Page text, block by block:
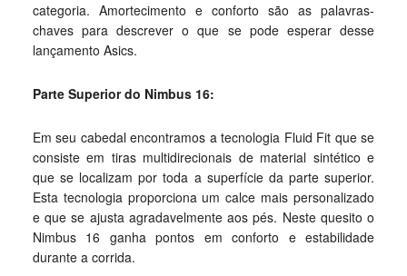
categoria. Amortecimento e conforto são as palavras-
chaves para descrever o que se pode esperar desse
lançamento Asics.
Parte Superior do Nimbus 16:
Em seu cabedal encontramos a tecnologia Fluid Fit que se
consiste em tiras multidirecionais de material sintético e
que se localizam por toda a superfície da parte superior.
Esta tecnologia proporciona um calce mais personalizado
e que se ajusta agradavelmente aos pés. Neste quesito o
Nimbus 16 ganha pontos em conforto e estabilidade
durante a corrida.